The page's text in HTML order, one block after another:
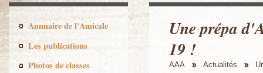
Une prépa
19 !
AAA Actualités
Annuaire de l'Amicale
Les publications
Photos de classes